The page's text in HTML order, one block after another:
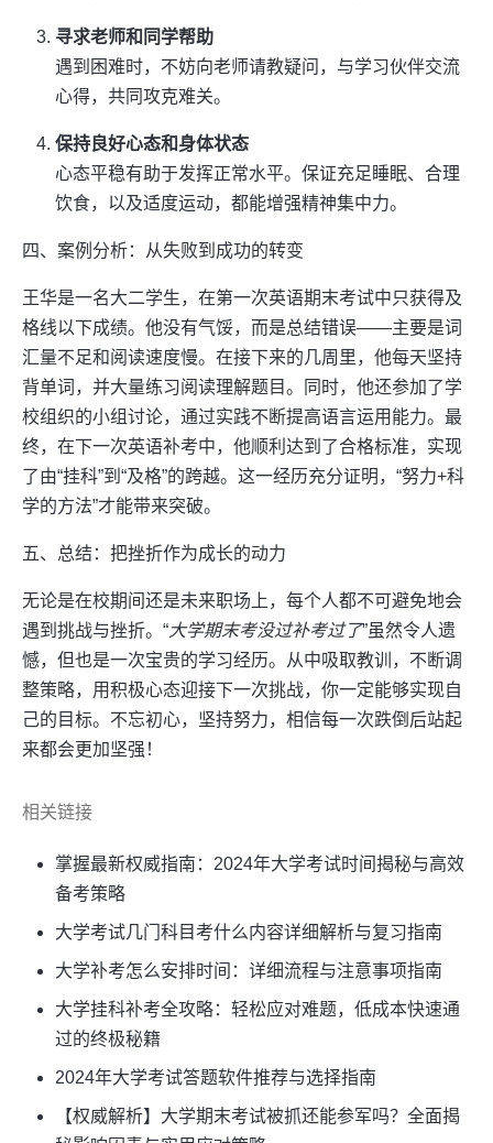
寻求老师和同学帮助
遇到困难时，不妨向老师请教疑问，与学习伙伴交流
心得，共同攻克难关。
保持良好心态和身体状态
心态平稳有助于发挥正常水平。保证充足睡眠、合理
饮食，以及适度运动，都能增强精神集中力。
四、案例分析：从失败到成功的转变
王华是一名大二学生，在第一次英语期末考试中只获得及
格线以下成绩。他没有气馁，而是总结错误——主要是词
汇量不足和阅读速度慢。在接下来的几周里，他每天坚持
背单词，并大量练习阅读理解题目。同时，他还参加了学
校组织的小组讨论，通过实践不断提高语言运用能力。最
终，在下一次英语补考中，他顺利达到了合格标准，实现
了由“挂科”到“及格”的跨越。这一经历充分证明，“努力+科
学的方法”才能带来突破。
五、总结：把挫折作为成长的动力
无论是在校期间还是未来职场上，每个人都不可避免地会
遇到挑战与挫折。“大学期末考没过补考过了”虽然令人遗
憾，但也是一次宝贵的学习经历。从中吸取教训，不断调
整策略，用积极心态迎接下一次挑战，你一定能够实现自
己的目标。不忘初心，坚持努力，相信每一次跌倒后站起
来都会更加坚强！
相关链接
掌握最新权威指南：2024年大学考试时间揭秘与高效
备考策略
大学考试几门科目考什么内容详细解析与复习指南
大学补考怎么安排时间：详细流程与注意事项指南
大学挂科补考全攻略：轻松应对难题，低成本快速通
过的终极秘籍
2024年大学考试答题软件推荐与选择指南
【权威解析】大学期末考试被抓还能参军吗？全面揭